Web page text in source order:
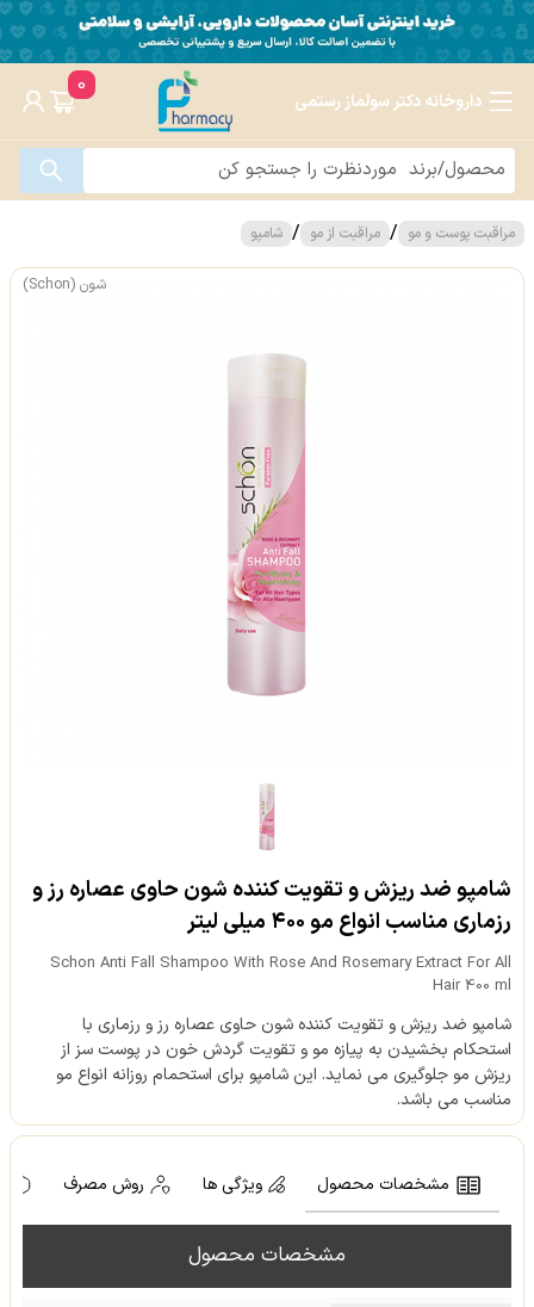
داروخانه دکتر سولماز رستمی
0
مراقبت پوست و مو / مراقبت از مو / شامپو
شون (Schon)
شامپو ضد ریزش و تقویت کننده شون حاوی عصاره رز و
رزماری مناسب انواع مو ۴۰۰ میلی لیتر
Schon Anti Fall Shampoo With Rose And Rosemary Extract For All
Hair 400 ml
شامپو ضد ریزش و تقویت کننده شون حاوی عصاره رز و رزماری با
استحکام بخشیدن به پیازه مو و تقویت گردش خون در پوست سز از
ریزش مو جلوگیری می نماید. این شامپو برای استحمام روزانه انواع مو
مناسب می باشد.
مشخصات محصول ویژگی ها روش مصرف
مشخصات محصول